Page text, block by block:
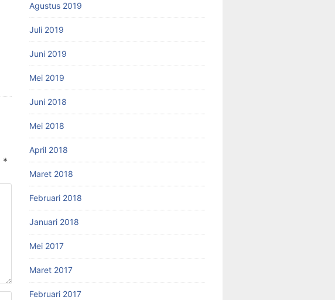
*
Agustus 2019
Juli 2019
Juni 2019
Mei 2019
Juni 2018
Mei 2018
April 2018
Maret 2018
Februari 2018
Januari 2018
Mei 2017
Maret 2017
Februari 2017